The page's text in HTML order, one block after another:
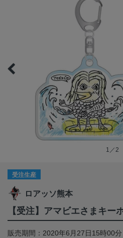
1／2
受注生産
ロアッソ熊本
【受注】アマビエさまキー
販売期間：2020年6月27日15時00